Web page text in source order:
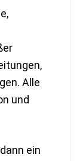
Alle
und
ein